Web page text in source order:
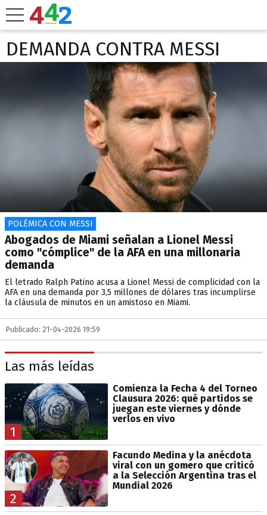
DEMANDA CONTRA MESSI
POLÉMICA CON MESSI
Abogados de Miami señalan a Lionel Messi
como "cómplice" de la AFA en una millonaria
demanda
El letrado Ralph Patino acusa a Lionel Messi de complicidad con la
AFA en una demanda por 3,5 millones de dólares tras incumplirse
la cláusula de minutos en un amistoso en Miami.
Publicado: 21-04-2026 19:59
Las más leídas
1
Comienza la Fecha 4 del Torneo
Clausura 2026: qué partidos se
juegan este viernes y dónde
verlos en vivo
2
Facundo Medina y la anécdota
viral con un gomero que criticó
a la Selección Argentina tras el
Mundial 2026